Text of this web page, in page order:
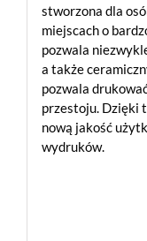
stworzona dla
miejscach o
pozwala
a także
pozwala
przestoju. Dzięki
nową jakość
wydruków.